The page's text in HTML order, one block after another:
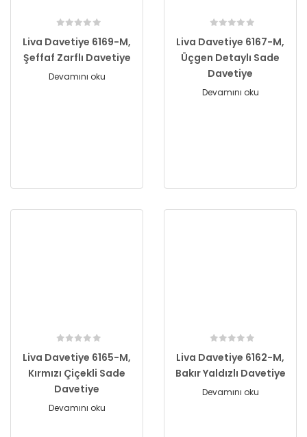
Liva Davetiye 6169-M,
Şeffaf Zarflı Davetiye
Devamını oku
Liva Davetiye 6167-M,
Üçgen Detaylı Sade
Davetiye
Devamını oku
Liva Davetiye 6165-M,
Kırmızı Çiçekli Sade
Davetiye
Devamını oku
Liva Davetiye 6162-M,
Bakır Yaldızlı Davetiye
Devamını oku